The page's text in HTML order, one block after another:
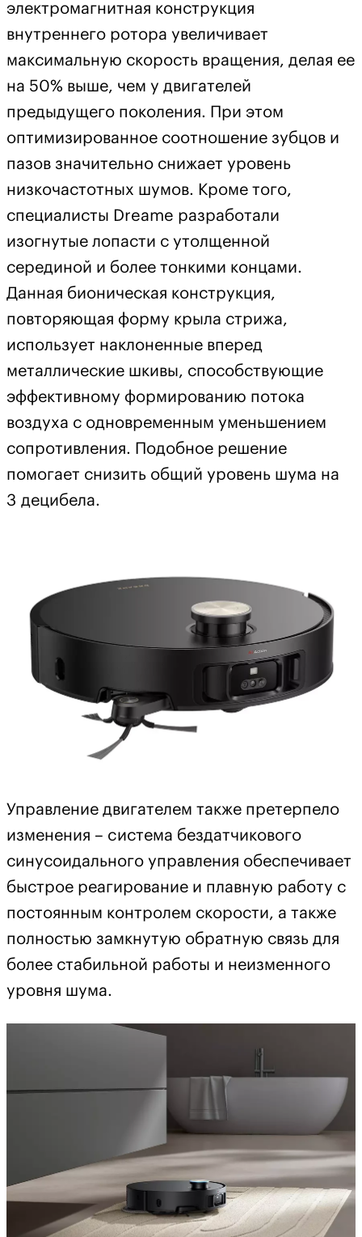
электромагнитная конструкция
внутреннего ротора увеличивает
максимальную скорость вращения, делая ее
на 50% выше, чем у двигателей
предыдущего поколения. При этом
оптимизированное соотношение зубцов и
пазов значительно снижает уровень
низкочастотных шумов. Кроме того,
специалисты Dreame разработали
изогнутые лопасти с утолщенной
серединой и более тонкими концами.
Данная бионическая конструкция,
повторяющая форму крыла стрижа,
использует наклоненные вперед
металлические шкивы, способствующие
эффективному формированию потока
воздуха с одновременным уменьшением
сопротивления. Подобное решение
помогает снизить общий уровень шума на
3 децибела.
Управление двигателем также претерпело
изменения – cистема бездатчикового
синусоидального управления обеспечивает
быстрое реагирование и плавную работу с
постоянным контролем скорости, а также
полностью замкнутую обратную связь для
более стабильной работы и неизменного
уровня шума.